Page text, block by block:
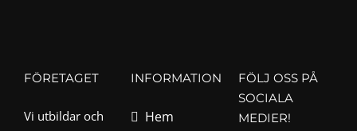
FÖRETAGET
Vi utbildar och
INFORMATION
Hem
FÖLJ OSS PÅ
SOCIALA
MEDIER!